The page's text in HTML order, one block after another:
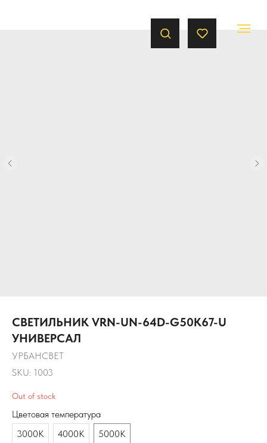
СВЕТИЛЬНИК VRN-UN-64D-G50K67-U
УНИВЕРСАЛ
УРБАНСВЕТ
SKU: 1003
Out of stock
Цветовая температура
3000К
4000К 5000К